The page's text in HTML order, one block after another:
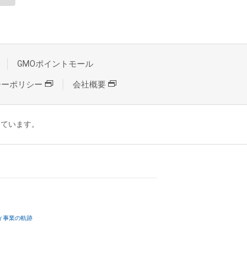
GMOポイントモール
ポリシー 会社概要
います。
事業の軌跡